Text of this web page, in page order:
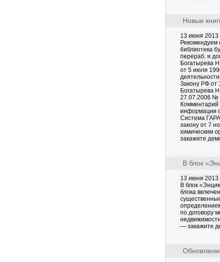
Новые
13 июня 2013
библиотека
перераб. и
Богатырева
от 5 июля
Закону РФ от
Богатырева
27.07.2006 №
Комментарий
информации о
Система
закону от 7
химическим
закажите
В блок
13 июня 2013
В блок
блока
по договору
— закажите